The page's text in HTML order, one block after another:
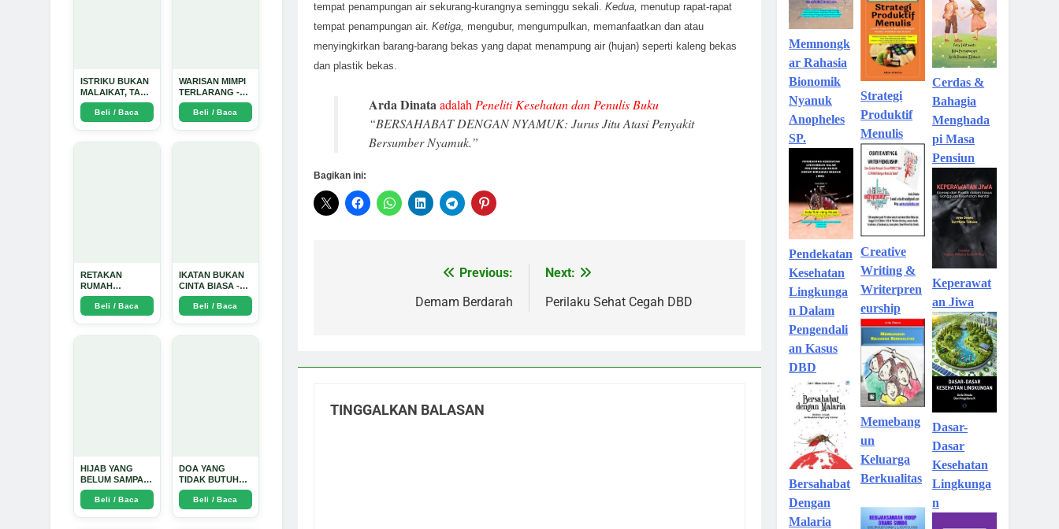
ISTRIKU BUKAN
MALAIKAT, TAPI
AKU JUGA
TIDAK SUCI -
Beli / Baca
WARISAN MIMPI
TERLARANG -
Arda Dinata
Beli / Baca
RETAKAN
RUMAH
TANGGA:
Sebuah
Perjalanan
Beli / Baca
IKATAN BUKAN
CINTA BIASA -
Arda Dinata
Beli / Baca
HIJAB YANG
BELUM SAMPAI
KE HATI: Ketika
Cinta Seorang
Ustadz Menjadi
Beli / Baca
DOA YANG
TIDAK BUTUH
SINYAL: Kisah
Tiga Jiwa yang
Tersesat di Era AI
Beli / Baca
tempat penampungan air sekurang-kurangnya seminggu sekali. Kedua, menutup rapat-rapat
tempat penampungan air. Ketiga, mengubur, mengumpulkan, memanfaatkan dan atau
menyingkirkan barang-barang bekas yang dapat menampung air (hujan) seperti kaleng bekas
dan plastik bekas.
Arda Dinata adalah Peneliti Kesehatan dan Penulis Buku
“BERSAHABAT DENGAN NYAMUK: Jurus Jitu Atasi Penyakit
Bersumber Nyamuk.”
Bagikan ini:
Previous:
Demam Berdarah
Next:
Perilaku Sehat Cegah DBD
TINGGALKAN BALASAN
Memnongk
ar Rahasia
Bionomik
Nyanuk
Anopheles
SP.
Pendekatan
Kesehatan
Lingkunga
n Dalam
Pengendali
an Kasus
DBD
Bersahabat
Dengan
Malaria
Strategi
Produktif
Menulis
Creative
Writing &
Writerpren
eurship
Memebang
un
Keluarga
Berkualitas
Cerdas &
Bahagia
Menghada
pi Masa
Pensiun
Keperawat
an Jiwa
Dasar-
Dasar
Kesehatan
Lingkunga
n